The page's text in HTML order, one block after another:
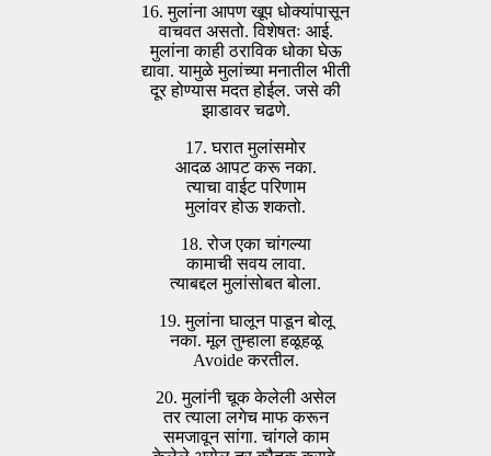
16. मुलांना आपण खूप धोक्यांपासून
वाचवत असतो. विशेषतः आई.
मुलांना काही ठराविक धोका घेऊ
द्यावा. यामुळे मुलांच्या मनातील भीती
दूर होण्यास मदत होईल. जसे की
झाडावर चढणे.
17. घरात मुलांसमोर
आदळ आपट करू नका.
त्याचा वाईट परिणाम
मुलांवर होऊ शकतो.
18. रोज एका चांगल्या
कामाची सवय लावा.
त्याबद्दल मुलांसोबत बोला.
19. मुलांना घालून पाडून बोलू
नका. मूल तुम्हाला हळूहळू
Avoide करतील.
20. मुलांनी चूक केलेली असेल
तर त्याला लगेच माफ करून
समजावून सांगा. चांगले काम